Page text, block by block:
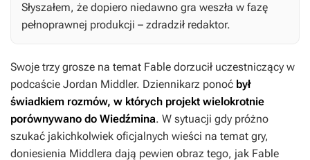
Słyszałem, że dopiero niedawno gra weszła w fazę
pełnoprawnej produkcji – zdradził redaktor.
Swoje trzy grosze na temat Fable dorzucił uczestniczący w
podcaście Jordan Middler. Dziennikarz ponoć był
świadkiem rozmów, w których projekt wielokrotnie
porównywano do Wiedźmina. W sytuacji gdy próżno
szukać jakichkolwiek oficjalnych wieści na temat gry,
doniesienia Middlera dają pewien obraz tego, jak Fable